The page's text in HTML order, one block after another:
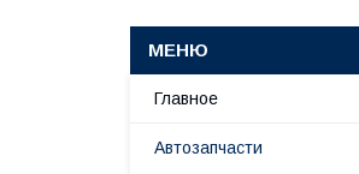
Главное
Автозапчасти